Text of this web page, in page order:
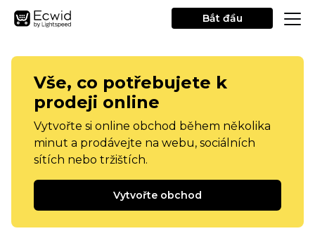
Bắt đầu
Vše, co potřebujete k
prodeji online
Vytvořte si online obchod během několika
minut a prodávejte na webu, sociálních
sítích nebo tržištích.
Vytvořte obchod